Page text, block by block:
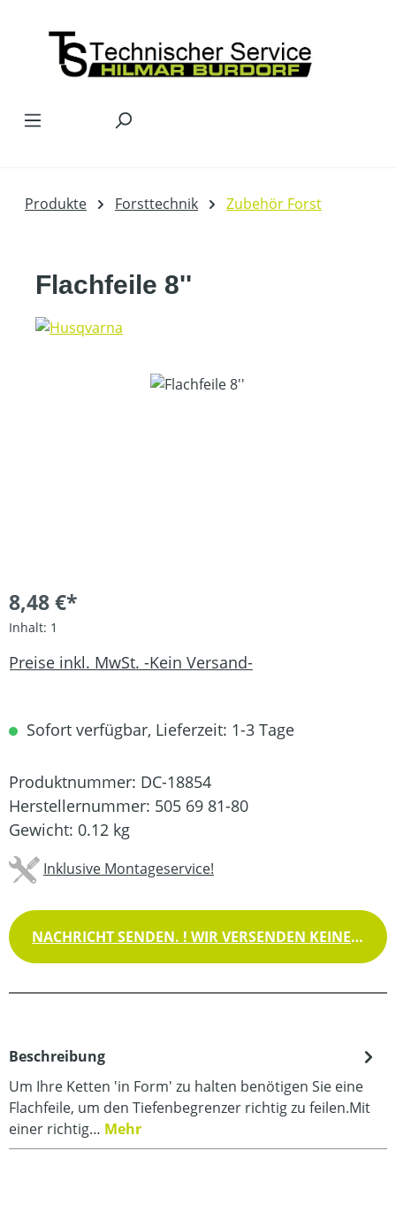
Produkte Forsttechnik Zubehör Forst
Flachfeile 8''
Bildergalerie überspringen
8,48 €*
Inhalt: 1
Preise inkl. MwSt. -Kein Versand-
Sofort verfügbar, Lieferzeit: 1-3 Tage
Produktnummer: DC-18854
Herstellernummer: 505 69 81-80
Gewicht: 0.12 kg
Inklusive Montageservice!
NACHRICHT SENDEN. ! WIR VERSENDEN KEINE WAREN !
Beschreibung
Um Ihre Ketten 'in Form' zu halten benötigen Sie eine
Flachfeile, um den Tiefenbegrenzer richtig zu feilen.Mit
einer richtig… Mehr